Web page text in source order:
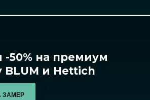
-50% на премиум
BLUM и Hettich